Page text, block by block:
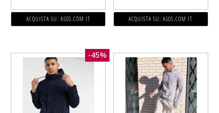
ACQUISTA SU: ASOS.COM IT ACQUISTA SU: ASOS.COM IT
-45%